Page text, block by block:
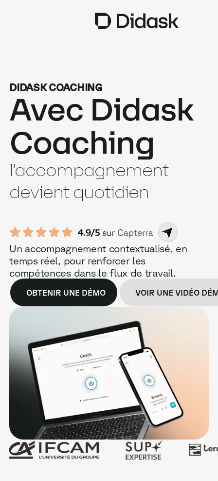
USAGES
POURQUOI DIDASK ?
TARIFS
RESSOURCES
DIDASK COACHING
Avec Didask
Coaching
l’accompagnement
devient quotidien
Un accompagnement contextualisé, en
temps réel, pour renforcer les
compétences dans le flux de travail.
OBTENIR UNE DÉMO VOIR UNE VIDÉO